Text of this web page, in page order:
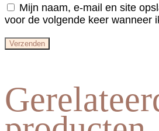
Mijn naam, e-mail en site
voor de volgende keer wanneer